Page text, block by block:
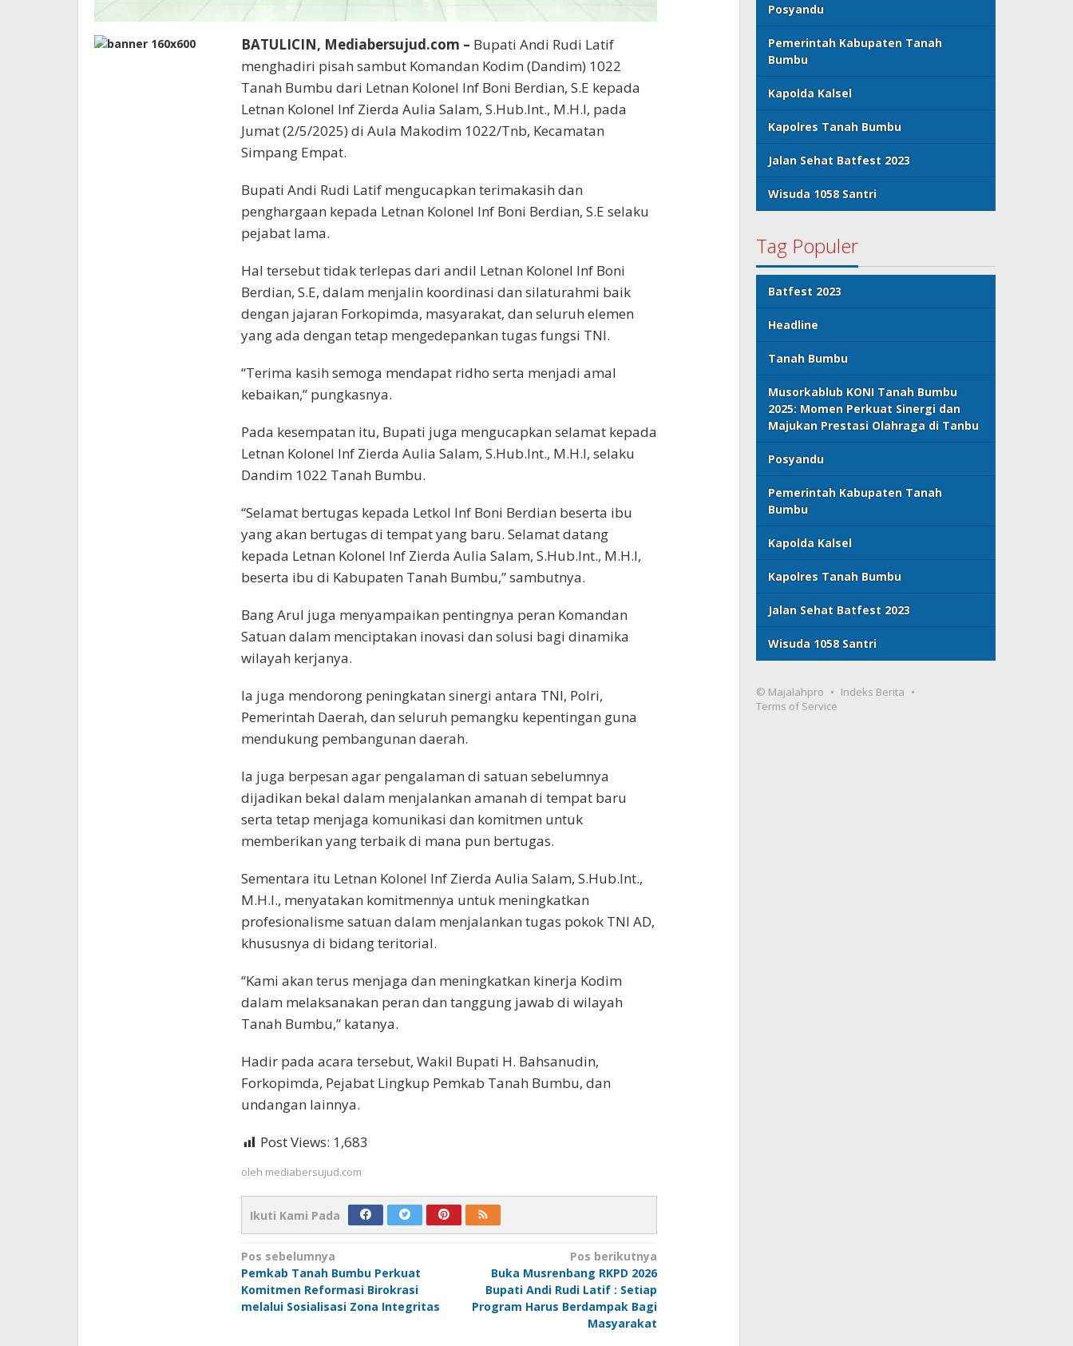
BATULICIN, Mediabersujud.com – Bupati Andi Rudi Latif
menghadiri pisah sambut Komandan Kodim (Dandim) 1022
Tanah Bumbu dari Letnan Kolonel Inf Boni Berdian, S.E kepada
Letnan Kolonel Inf Zierda Aulia Salam, S.Hub.Int., M.H.I, pada
Jumat (2/5/2025) di Aula Makodim 1022/Tnb, Kecamatan
Simpang Empat.
Bupati Andi Rudi Latif mengucapkan terimakasih dan
penghargaan kepada Letnan Kolonel Inf Boni Berdian, S.E selaku
pejabat lama.
Hal tersebut tidak terlepas dari andil Letnan Kolonel Inf Boni
Berdian, S.E, dalam menjalin koordinasi dan silaturahmi baik
dengan jajaran Forkopimda, masyarakat, dan seluruh elemen
yang ada dengan tetap mengedepankan tugas fungsi TNI.
“Terima kasih semoga mendapat ridho serta menjadi amal
kebaikan,” pungkasnya.
Pada kesempatan itu, Bupati juga mengucapkan selamat kepada
Letnan Kolonel Inf Zierda Aulia Salam, S.Hub.Int., M.H.I, selaku
Dandim 1022 Tanah Bumbu.
“Selamat bertugas kepada Letkol Inf Boni Berdian beserta ibu
yang akan bertugas di tempat yang baru. Selamat datang
kepada Letnan Kolonel Inf Zierda Aulia Salam, S.Hub.Int., M.H.I,
beserta ibu di Kabupaten Tanah Bumbu,” sambutnya.
Bang Arul juga menyampaikan pentingnya peran Komandan
Satuan dalam menciptakan inovasi dan solusi bagi dinamika
wilayah kerjanya.
Ia juga mendorong peningkatan sinergi antara TNI, Polri,
Pemerintah Daerah, dan seluruh pemangku kepentingan guna
mendukung pembangunan daerah.
Ia juga berpesan agar pengalaman di satuan sebelumnya
dijadikan bekal dalam menjalankan amanah di tempat baru
serta tetap menjaga komunikasi dan komitmen untuk
memberikan yang terbaik di mana pun bertugas.
Sementara itu Letnan Kolonel Inf Zierda Aulia Salam, S.Hub.Int.,
M.H.I., menyatakan komitmennya untuk meningkatkan
profesionalisme satuan dalam menjalankan tugas pokok TNI AD,
khususnya di bidang teritorial.
“Kami akan terus menjaga dan meningkatkan kinerja Kodim
dalam melaksanakan peran dan tanggung jawab di wilayah
Tanah Bumbu,” katanya.
Hadir pada acara tersebut, Wakil Bupati H. Bahsanudin,
Forkopimda, Pejabat Lingkup Pemkab Tanah Bumbu, dan
undangan lainnya.
Post Views: 1,683
oleh mediabersujud.com
Ikuti Kami Pada
Navigasi
pos
Pos sebelumnya
Pemkab Tanah Bumbu Perkuat
Komitmen Reformasi Birokrasi
melalui Sosialisasi Zona Integritas
Pos berikutnya
Buka Musrenbang RKPD 2026
Bupati Andi Rudi Latif : Setiap
Program Harus Berdampak Bagi
Masyarakat
Posyandu
Pemerintah Kabupaten Tanah
Bumbu
Kapolda Kalsel
Kapolres Tanah Bumbu
Jalan Sehat Batfest 2023
Wisuda 1058 Santri
Tag Populer
Batfest 2023
Headline
Tanah Bumbu
Musorkablub KONI Tanah Bumbu
2025: Momen Perkuat Sinergi dan
Majukan Prestasi Olahraga di Tanbu
Posyandu
Pemerintah Kabupaten Tanah
Bumbu
Kapolda Kalsel
Kapolres Tanah Bumbu
Jalan Sehat Batfest 2023
Wisuda 1058 Santri
© Majalahpro
Indeks Berita
Terms of Service